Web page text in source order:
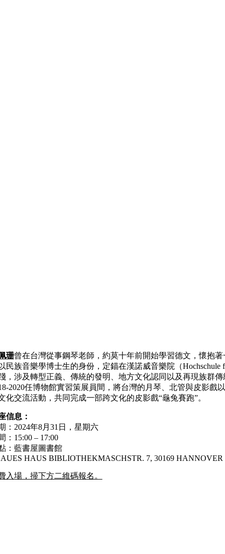
珊曾在台灣從事鋼琴老師，約莫十年前開始學習德文，懷抱
民族音樂學博士生的身份，定錨在漢諾威音樂院（Hochschule
，涉及轉型正義、傳統的發明、地方文化認同以及再現族群
2020任博物館實習策展員間，將台灣的月琴、北管與皮影
化交流活動，共同完成一部跨文化的皮影戲“龜兔賽跑”。
信息：
：2024年8月31日，星期六
：15:00 – 17:00
：藍書屋圖書館
HAUS BIBLIOTHEKMASCHSTR. 7, 30169 HANNOVER
入場，掃下方二維碼報名。